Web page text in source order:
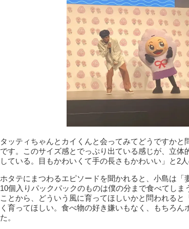
タッティちゃんとカイくんと会ってみてどうですか
です。このサイズ感とでっぷり出ている感じが、立
している。目もかわいくて手の長さもかわいい」と2人
ホタテにまつわるエピソードを聞かれると、小島は
10個入りパックパックのものは僕の分まで食べてし
ことから、どういう風に育ってほしいかと問われる
く育ってほしい。食べ物の好き嫌いもなく、もちろ
た。